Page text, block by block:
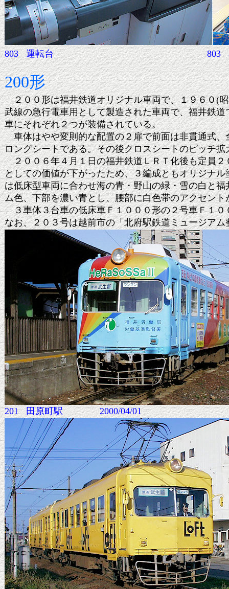
803 運転台803
200形
２００形は福井鉄道オリジナル車両で、１９６０(
武線の急行電車用として製造された車両で、福井鉄
車にそれぞれ２つが装備されている。
車体はやや変則的な配置の２扉で前面は非貫通式、
ロングシートである。その後クロスシートのピッチ
２００６年４月１日の福井鉄道ＬＲＴ化後も定員２
としての価値が下がったため、３編成ともオリジナ
は低床型車両に合わせ海の青・野山の緑・雪の白と
ム色、下部を濃い青とし、腰部に白色帯のアクセン
３車体３台車の低床車Ｆ１０００形の２号車Ｆ１０
なお、２０３号は越前市の「北府駅鉄道ミュージア
201 田原町駅 2000/04/01